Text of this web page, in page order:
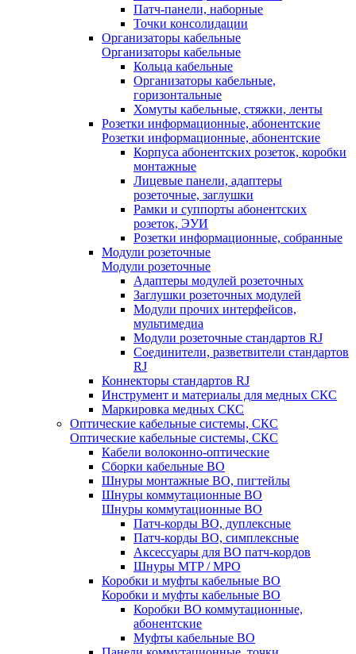
Патч-панели, наборные
Точки консолидации
Организаторы кабельные
Организаторы кабельные
Кольца кабельные
Организаторы кабельные,
горизонтальные
Хомуты кабельные, стяжки, ленты
Розетки информационные, абонентские
Розетки информационные, абонентские
Корпуса абонентских розеток, коробки
монтажные
Лицевые панели, адаптеры
розеточные, заглушки
Рамки и суппорты абонентских
розеток, ЭУИ
Розетки информационные, собранные
Модули розеточные
Модули розеточные
Адаптеры модулей розеточных
Заглушки розеточных модулей
Модули прочих интерфейсов,
мультимедиа
Модули розеточные стандартов RJ
Соединители, разветвители стандартов
RJ
Коннекторы стандартов RJ
Инструмент и материалы для медных СКС
Маркировка медных СКС
Оптические кабельные системы, СКС
Оптические кабельные системы, СКС
Кабели волоконно-оптические
Сборки кабельные ВО
Шнуры монтажные ВО, пигтейлы
Шнуры коммутационные ВО
Шнуры коммутационные ВО
Патч-корды ВО, дуплексные
Патч-корды ВО, симплексные
Аксессуары для ВО патч-кордов
Шнуры MTP / MPO
Коробки и муфты кабельные ВО
Коробки и муфты кабельные ВО
Коробки ВО коммутационные,
абонентские
Муфты кабельные ВО